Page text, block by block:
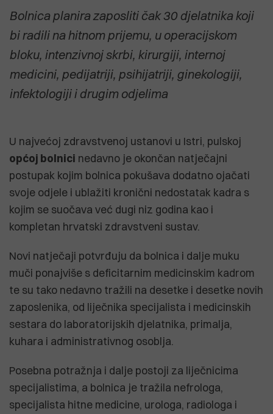
Bolnica planira zaposliti čak 30 djelatnika koji
bi radili na hitnom prijemu, u operacijskom
bloku, intenzivnoj skrbi, kirurgiji, internoj
medicini, pedijatriji, psihijatriji, ginekologiji,
infektologiji i drugim odjelima
U najvećoj zdravstvenoj ustanovi u Istri, pulskoj
općoj bolnici nedavno je okončan natječajni
postupak kojim bolnica pokušava dodatno ojačati
svoje odjele i ublažiti kronični nedostatak kadra s
kojim se suočava već dugi niz godina kao i
kompletan hrvatski zdravstveni sustav.
Novi natječaji potvrđuju da bolnica i dalje muku
muči ponajviše s deficitarnim medicinskim kadrom
te su tako nedavno tražili na desetke i desetke novih
zaposlenika, od liječnika specijalista i medicinskih
sestara do laboratorijskih djelatnika, primalja,
kuhara i administrativnog osoblja.
Posebna potražnja i dalje postoji za liječnicima
specijalistima, a bolnica je tražila nefrologa,
specijalista hitne medicine, urologa, radiologa i